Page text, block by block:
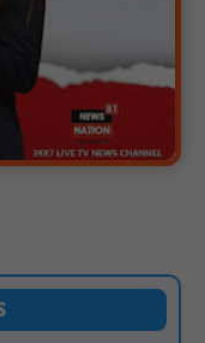
साइकिल वितरण, 'एक पेड़
का लंबित वेतन
विधायक ललित यादव ने